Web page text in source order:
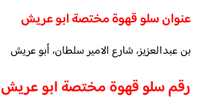
عنوانسلو قهوة مختصة ابو عريش
بن عبدالعزيز، شارع الامير سلطان، أبو عريش
رقمسلو قهوة مختصة ابو عريش